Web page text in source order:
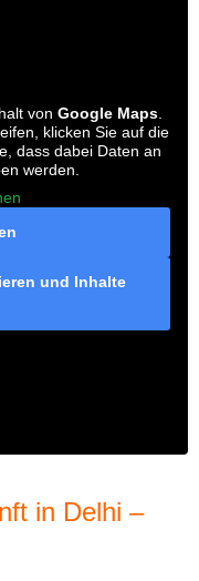
von Google Maps
klicken Sie auf die
dass dabei Daten an
werden.
und Inhalte
in Delhi –